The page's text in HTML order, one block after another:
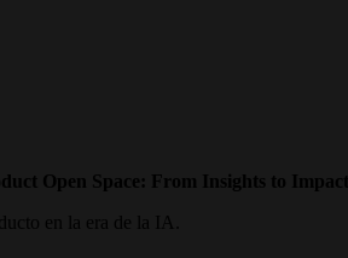
Open Space: From Insights to Impact
en la era de la IA.